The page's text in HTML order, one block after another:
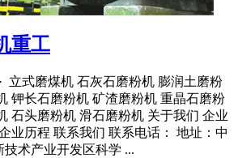
重工
立式磨煤机 石灰石磨粉机 膨润土磨粉
钾长石磨粉机 矿渣磨粉机 重晶石磨粉
石头磨粉机 滑石磨粉机 关于我们 企业
业历程 联系我们 联系电话： 地址：中
技术产业开发区科学 ...